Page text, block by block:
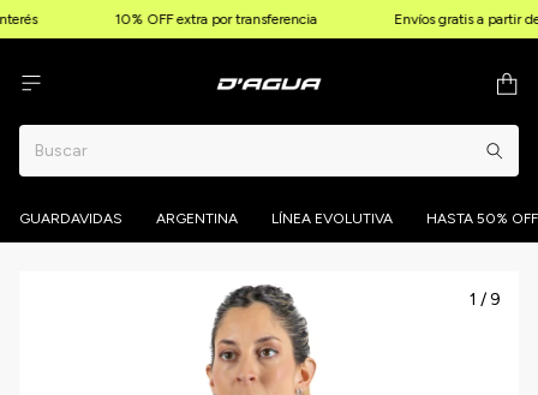
10% OFF extra por transferencia Envíos gratis a partir
GUARDAVIDAS ARGENTINA LÍNEA EVOLUTIVA HASTA 50% OFF
1 /9